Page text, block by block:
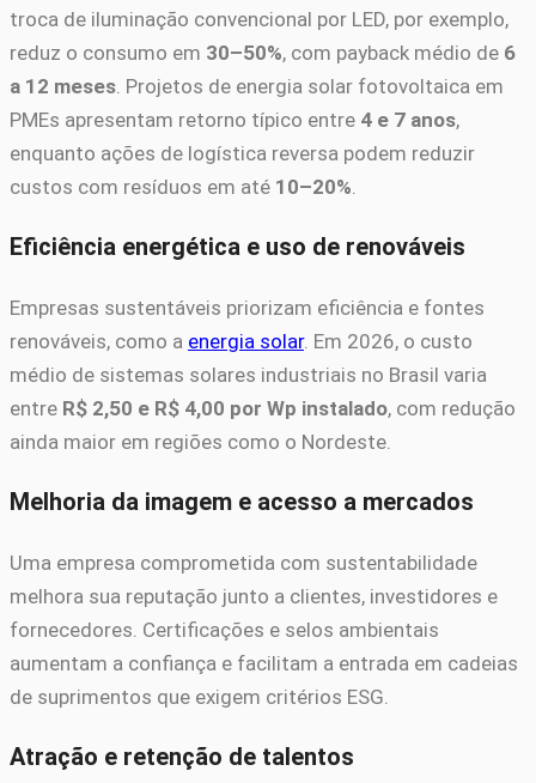
troca de iluminação convencional por LED, por exemplo,
reduz o consumo em 30–50%, com payback médio de 6
a 12 meses. Projetos de energia solar fotovoltaica em
PMEs apresentam retorno típico entre 4 e 7 anos,
enquanto ações de logística reversa podem reduzir
custos com resíduos em até 10–20%.
Eficiência energética e uso de renováveis
Empresas sustentáveis priorizam eficiência e fontes
renováveis, como a energia solar. Em 2026, o custo
médio de sistemas solares industriais no Brasil varia
entre R$ 2,50 e R$ 4,00 por Wp instalado, com redução
ainda maior em regiões como o Nordeste.
Melhoria da imagem e acesso a mercados
Uma empresa comprometida com sustentabilidade
melhora sua reputação junto a clientes, investidores e
fornecedores. Certificações e selos ambientais
aumentam a confiança e facilitam a entrada em cadeias
de suprimentos que exigem critérios ESG.
Atração e retenção de talentos